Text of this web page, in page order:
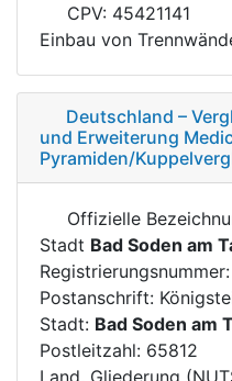
CPV: 45421141
Einbau von
Deutschland –
und Erweiterung
Pyramiden/
Offizielle
Stadt Bad Soden am
Postanschrift:
Stadt: Bad Soden am
Postleitzahl: 65812
Land, Gliederung